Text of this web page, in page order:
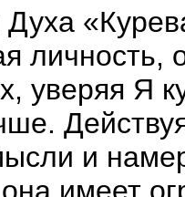
Духа
личность,
уверяя Я
и